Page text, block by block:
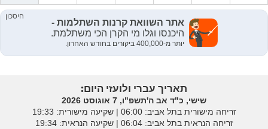
תאריך עברי ולועזי היום:
שישי, כ"ד אב ה'תשפ"ו, 7 אוגוסט 2026
זריחה מישורית בתל אביב: ‎06:00 | שקיעה מישורית: 19:33
זריחה הנראית בתל אביב: ‎06:04 | שקיעה הנראית: 19:34